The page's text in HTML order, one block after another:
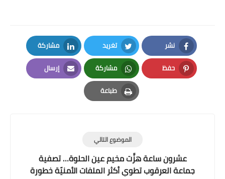
نشر
Facebook
تغريد
Twitter
مشاركة
LinkedIn
حفظ
Pinterest
مشاركة
Whatsapp
إرسال
Email
طباعة
Print
الموضوع التالي
عشرون ساعة هزَّت مخيم عين الحلوة… تصفية
جماعة العرقوب تطوي أكثر الملفات الأمنيّة خطورة